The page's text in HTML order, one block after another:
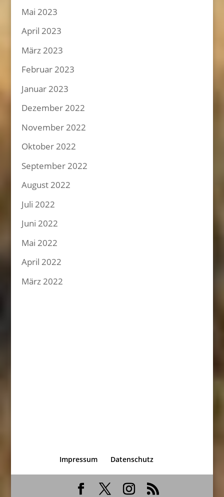
Mai 2023
April 2023
März 2023
Februar 2023
Januar 2023
Dezember 2022
November 2022
Oktober 2022
September 2022
August 2022
Juli 2022
Juni 2022
Mai 2022
April 2022
März 2022
Impressum Datenschutz